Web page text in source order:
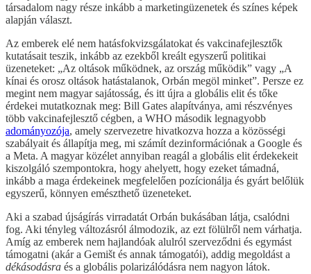
társadalom nagy része inkább a marketingüzenetek és színes képek
alapján választ.
Az emberek elé nem hatásfokvizsgálatokat és vakcinafejlesztők
kutatásait teszik, inkább az ezekből kreált egyszerű politikai
üzeneteket: „Az oltások működnek, az ország működik” vagy „A
kínai és orosz oltások hatástalanok, Orbán megöl minket”. Persze ez
megint nem magyar sajátosság, és itt újra a globális elit és tőke
érdekei mutatkoznak meg: Bill Gates alapítványa, ami részvényes
több vakcinafejlesztő cégben, a WHO második legnagyobb
adományozója, amely szervezetre hivatkozva hozza a közösségi
szabályait és állapítja meg, mi számít dezinformációnak a Google és
a Meta. A magyar közélet annyiban reagál a globális elit érdekekeit
kiszolgáló szempontokra, hogy ahelyett, hogy ezeket támadná,
inkább a maga érdekeinek megfelelően pozícionálja és gyárt belőlük
egyszerű, könnyen emészthető üzeneteket.
Aki a szabad újságírás virradatát Orbán bukásában látja, csalódni
fog. Aki tényleg változásról álmodozik, az ezt fölülről nem várhatja.
Amíg az emberek nem hajlandóak alulról szerveződni és egymást
támogatni (akár a Gemišt és annak támogatói), addig megoldást a
dékásodásra és a globális polarizálódásra nem nagyon látok.